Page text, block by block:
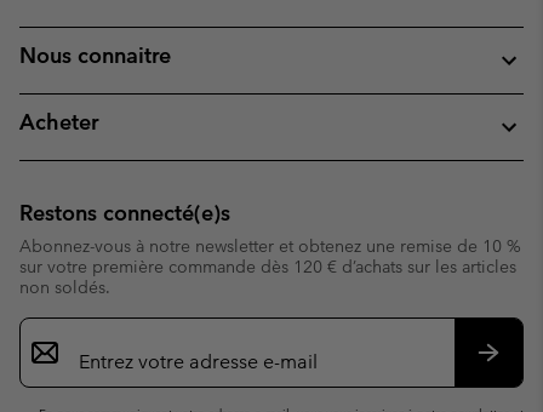
Nous connaitre
Acheter
Restons connecté(e)s
Abonnez-vous à notre newsletter et obtenez une remise de 10 %
sur votre première commande dès 120 € d’achats sur les articles
non soldés.
Inscription
par
e-